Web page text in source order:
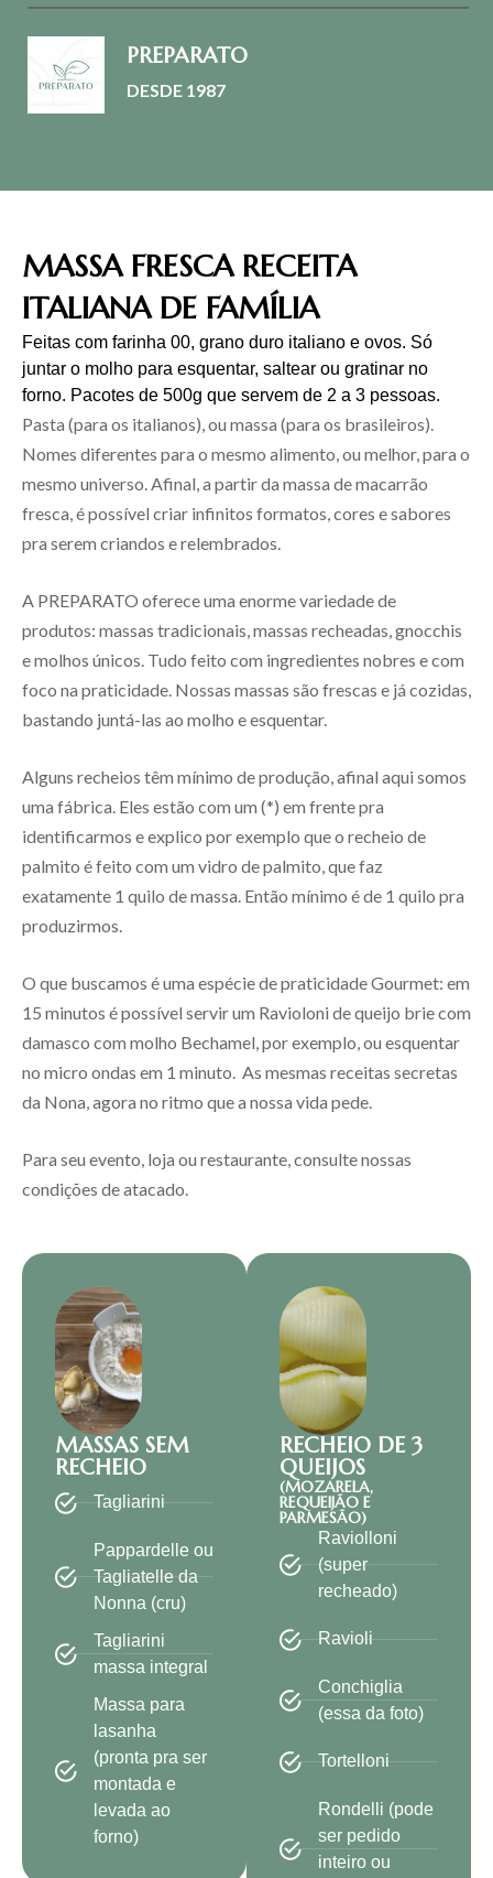
PREPARATO
DESDE 1987
MASSA FRESCA RECEITA
ITALIANA DE FAMÍLIA
Feitas com farinha 00, grano duro italiano e ovos. Só
juntar o molho para esquentar, saltear ou gratinar no
forno. Pacotes de 500g que servem de 2 a 3 pessoas.
Pasta (para os italianos), ou massa (para os brasileiros).
Nomes diferentes para o mesmo alimento, ou melhor, para o
mesmo universo. Afinal, a partir da massa de macarrão
fresca, é possível criar infinitos formatos, cores e sabores
pra serem criandos e relembrados.
A PREPARATO oferece uma enorme variedade de
produtos: massas tradicionais, massas recheadas, gnocchis
e molhos únicos. Tudo feito com ingredientes nobres e com
foco na praticidade. Nossas massas são frescas e já cozidas,
bastando juntá-las ao molho e esquentar.
Alguns recheios têm mínimo de produção, afinal aqui somos
uma fábrica. Eles estão com um (*) em frente pra
identificarmos e explico por exemplo que o recheio de
palmito é feito com um vidro de palmito, que faz
exatamente 1 quilo de massa. Então mínimo é de 1 quilo pra
produzirmos.
O que buscamos é uma espécie de praticidade Gourmet: em
15 minutos é possível servir um Ravioloni de queijo brie com
damasco com molho Bechamel, por exemplo, ou esquentar
no micro ondas em 1 minuto. As mesmas receitas secretas
da Nona, agora no ritmo que a nossa vida pede.
Para seu evento, loja ou restaurante, consulte nossas
condições de atacado.
MASSAS SEM
RECHEIO
Tagliarini
Pappardelle ou
Tagliatelle da
Nonna (cru)
Tagliarini
massa integral
Massa para
lasanha
(pronta pra ser
montada e
levada ao
forno)
RECHEIO DE 3
QUEIJOS
(MOZARELA,
REQUEIJÃO E
PARMESÃO)
Raviolloni
(super
recheado)
Ravioli
Conchiglia
(essa da foto)
Tortelloni
Rondelli (pode
ser pedido
inteiro ou